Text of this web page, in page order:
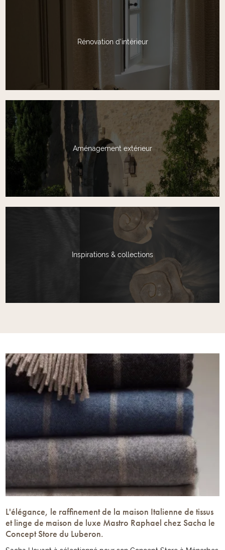
Rénovation d'intérieur
Aménagement extérieur
Inspirations & collections
L'élégance, le raffinement de la maison Italienne de tissus
et linge de maison de luxe Mastro Raphael chez Sacha le
Concept Store du Luberon.